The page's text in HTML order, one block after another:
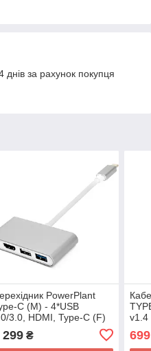
за рахунок покупця
PowerPlant
C (M) - 4*USB
3.0, HDMI, Type-C (F)
299₴
v1.4
699